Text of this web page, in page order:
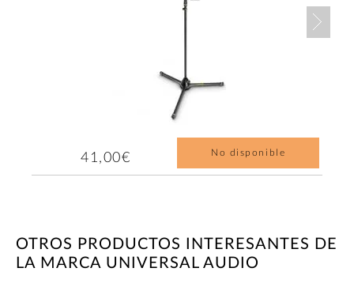
41,00€ No disponible
OTROS PRODUCTOS INTERESANTES DE
LA MARCA UNIVERSAL AUDIO